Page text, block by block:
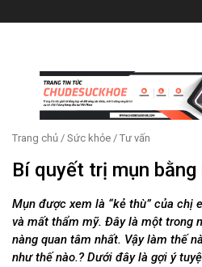
Trang chủ / Sức khỏe / Tư vấn
Bí quyết trị mụn bằng
Mụn được xem là “kẻ thù” của chị
và mất thẩm mỹ. Đây là một trong
nàng quan tâm nhất. Vậy làm thế
như thế nào.? Dưới đây là gợi ý